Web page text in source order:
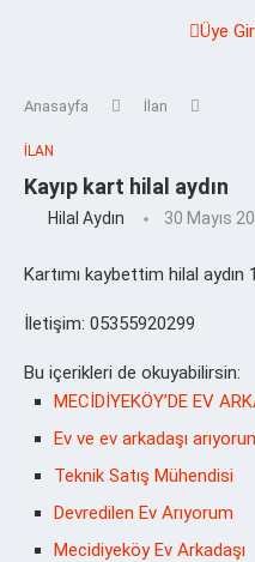
Üye
Anasayfa İlan
İLAN
Kayıp kart hilal aydın
Hilal Aydın 30 Mayıs
Kartımı kaybettim hilal aydın
İletişim: 05355920299
Bu içerikleri de okuyabilirsin:
MECİDİYEKÖY’DE EV
Ev ve ev arkadaşı
Teknik Satış Mühendisi
Devredilen Ev Arıyorum
Mecidiyeköy Ev Arkadaşı